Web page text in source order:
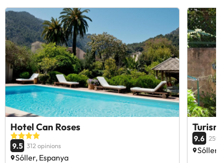
Hotel Can Roses
9.5 312 opinions
Sóller, Espanya
9.6 259
Sóller,